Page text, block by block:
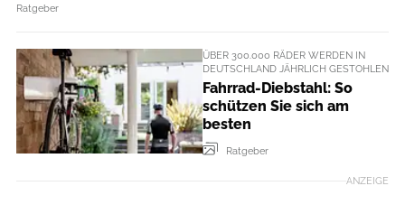
Ratgeber
ÜBER 300.000 RÄDER WERDEN IN
DEUTSCHLAND JÄHRLICH GESTOHLEN
Fahrrad-Diebstahl: So
schützen Sie sich am
besten
Ratgeber
ANZEIGE